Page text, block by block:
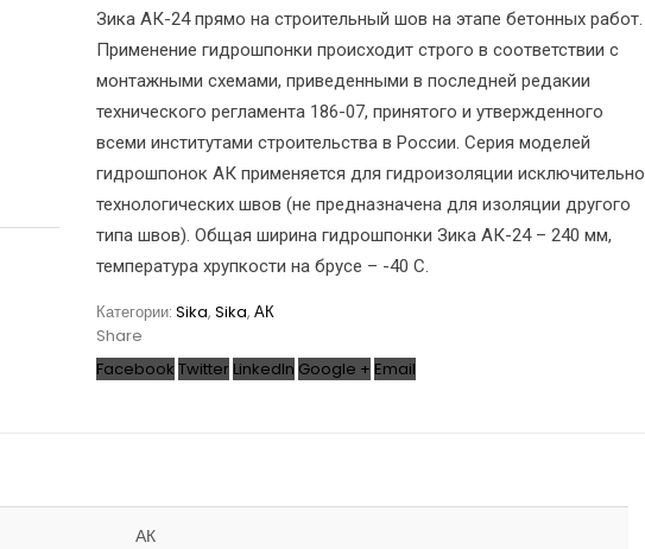
Зика АК-24 прямо на строительный шов на этапе бетонных работ.
Применение гидрошпонки происходит строго в соответствии с
монтажными схемами, приведенными в последней редакии
технического регламента 186-07, принятого и утвержденного
всеми институтами строительства в России. Серия моделей
гидрошпонок АК применяется для гидроизоляции исключительно
технологических швов (не предназначена для изоляции другого
типа швов). Общая ширина гидрошпонки Зика АК-24 – 240 мм,
температура хрупкости на брусе – -40 С.
Категории: Sika, Sika, АК
Share
Facebook Twitter LinkedIn Google + Email
АК